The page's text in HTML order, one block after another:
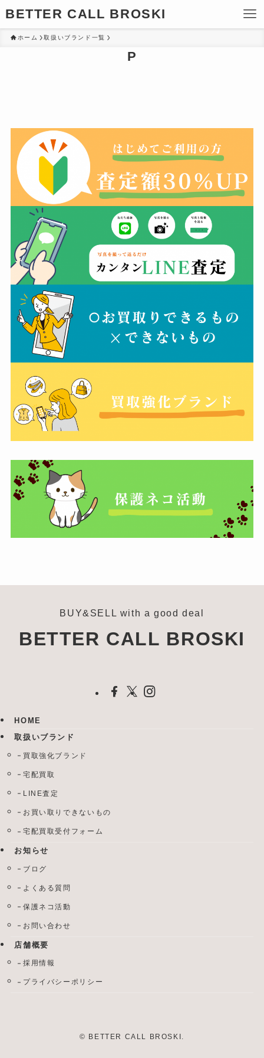
BETTER CALL BROSKI
ホーム 取扱いブランド一覧
P
BUY&SELL with a good deal
BETTER CALL BROSKI
HOME
取扱いブランド
買取強化ブランド
宅配買取
LINE査定
お買い取りできないもの
宅配買取受付フォーム
お知らせ
ブログ
よくある質問
保護ネコ活動
お問い合わせ
店舗概要
採用情報
プライバシーポリシー
© BETTER CALL BROSKI.